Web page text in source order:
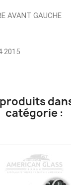
AVANT GAUCHE
2015
catégorie :